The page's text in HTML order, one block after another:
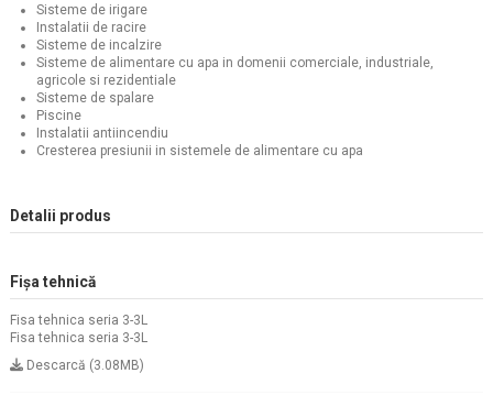
Sisteme de irigare
Instalatii de racire
Sisteme de incalzire
Sisteme de alimentare cu apa in domenii comerciale, industriale,
agricole si rezidentiale
Sisteme de spalare
Piscine
Instalatii antiincendiu
Cresterea presiunii in sistemele de alimentare cu apa
Detalii produs
Fișa tehnică
Fisa tehnica seria 3-3L
Fisa tehnica seria 3-3L
Descarcă (3.08MB)